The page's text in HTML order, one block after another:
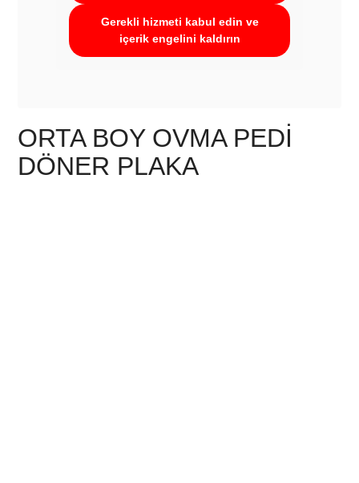
Gerekli hizmeti kabul edin ve
içerik engelini kaldırın
ORTA BOY OVMA PEDI
DÖNER PLAKA